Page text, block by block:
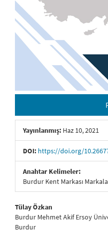
Yayınlanmış: Haz 10, 2021
DOI: https://doi.org/
Anahtar Kelimeler:
Burdur Kent Markası
Tülay Özkan
Burdur Mehmet Akif Ersoy
Burdur